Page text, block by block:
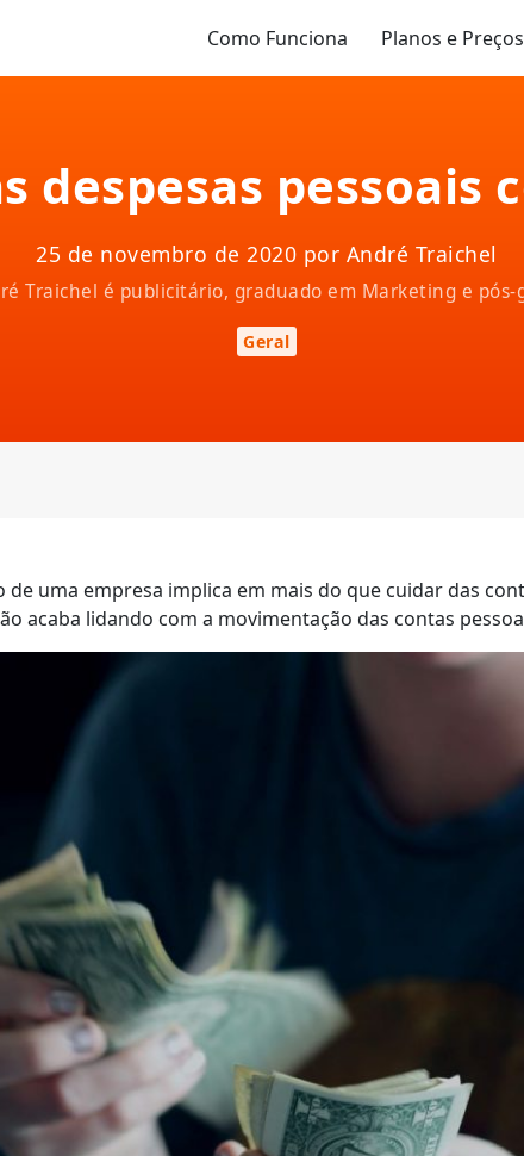
Como Funciona Planos e Preços
despesas pessoais
25 de novembro de 2020 por André Traichel
Traichel é publicitário, graduado em Marketing e
Geral
uma empresa implica em mais do que cuidar das
acaba lidando com a movimentação das contas